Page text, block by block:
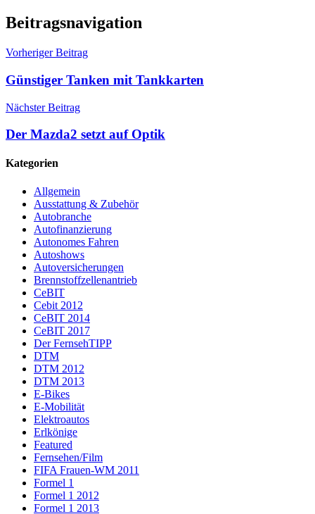
Beitragsnavigation
Vorheriger Beitrag
Günstiger Tanken mit Tankkarten
Nächster Beitrag
Der Mazda2 setzt auf Optik
Kategorien
Allgemein
Ausstattung & Zubehör
Autobranche
Autofinanzierung
Autonomes Fahren
Autoshows
Autoversicherungen
Brennstoffzellenantrieb
CeBIT
Cebit 2012
CeBIT 2014
CeBIT 2017
Der FernsehTIPP
DTM
DTM 2012
DTM 2013
E-Bikes
E-Mobilität
Elektroautos
Erlkönige
Featured
Fernsehen/Film
FIFA Frauen-WM 2011
Formel 1
Formel 1 2012
Formel 1 2013